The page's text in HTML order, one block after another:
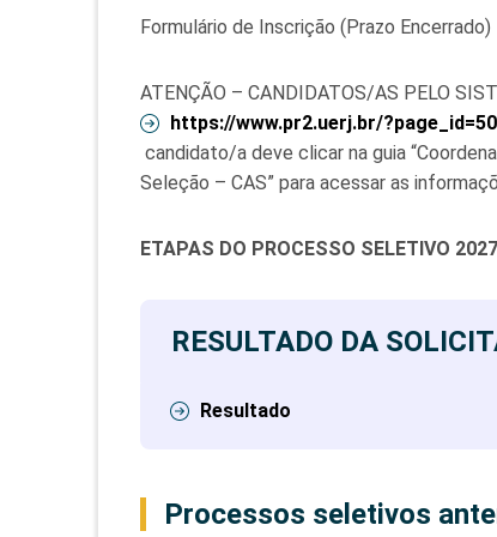
Formulário de Inscrição (Prazo Encerrado)
ATENÇÃO – CANDIDATOS/AS PELO
https://www.pr2.uerj.br/?page_
candidato/a deve clicar na guia
Seleção – CAS” para acessar as
ETAPAS DO PROCESSO SELETIVO
RESULTADO DA
Resultado
Processos seletivos